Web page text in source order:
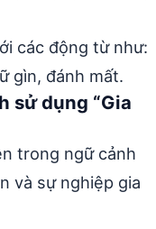
các động từ như:
gìn, đánh mất.
sử dụng “Gia
trong ngữ cảnh
và sự nghiệp gia